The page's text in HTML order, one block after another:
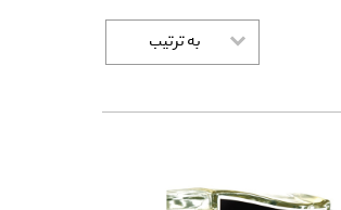
به ترتیب